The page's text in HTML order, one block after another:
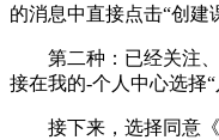
的消息中直接点击“创建
第二种：已经关注
接在我的-个人中心选择
接下来，选择同意